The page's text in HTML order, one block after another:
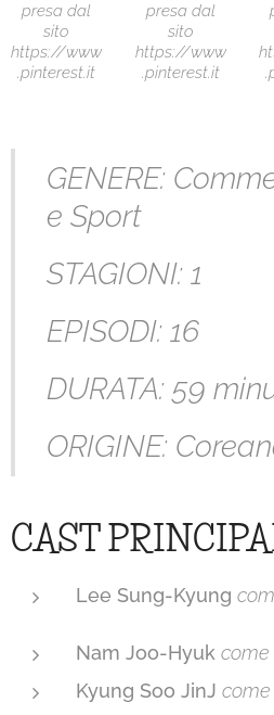
presa dal
sito
https://www
.pinterest.it
presa dal
sito
https://www
.pinterest.it
GENERE:
e Sport
STAGIONI: 1
EPISODI: 16
DURATA: 59
ORIGINE:
CAST
Lee Sung-Kyung
Nam Joo-Hyuk come
Kyung Soo JinJ come